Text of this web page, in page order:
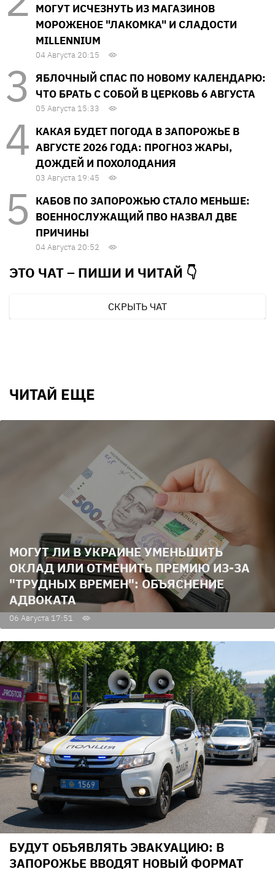
МОГУТ ИСЧЕЗНУТЬ ИЗ МАГАЗИНОВ
МОРОЖЕНОЕ "ЛАКОМКА" И СЛАДОСТИ
MILLENNIUM
04 Августа 20:15
ЯБЛОЧНЫЙ СПАС ПО НОВОМУ КАЛЕНДАРЮ:
ЧТО БРАТЬ С СОБОЙ В ЦЕРКОВЬ 6 АВГУСТА
05 Августа 15:33
КАКАЯ БУДЕТ ПОГОДА В ЗАПОРОЖЬЕ В
АВГУСТЕ 2026 ГОДА: ПРОГНОЗ ЖАРЫ,
ДОЖДЕЙ И ПОХОЛОДАНИЯ
03 Августа 19:45
КАБОВ ПО ЗАПОРОЖЬЮ СТАЛО МЕНЬШЕ:
ВОЕННОСЛУЖАЩИЙ ПВО НАЗВАЛ ДВЕ
ПРИЧИНЫ
04 Августа 20:52
ЭТО ЧАТ – ПИШИ И ЧИТАЙ 👇
СКРЫТЬ ЧАТ
ЧИТАЙ ЕЩЕ
МОГУТ ЛИ В УКРАИНЕ УМЕНЬШИТЬ
ОКЛАД ИЛИ ОТМЕНИТЬ ПРЕМИЮ ИЗ-ЗА
"ТРУДНЫХ ВРЕМЕН": ОБЪЯСНЕНИЕ
АДВОКАТА
06 Августа 17:51
БУДУТ ОБЪЯВЛЯТЬ ЭВАКУАЦИЮ: В
ЗАПОРОЖЬЕ ВВОДЯТ НОВЫЙ ФОРМАТ